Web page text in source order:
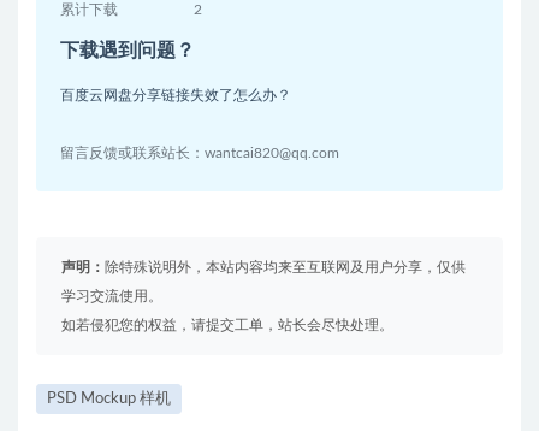
累计下载 2
下载遇到问题？
百度云网盘分享链接失效了怎么办？
留言反馈或联系站长：wantcai820@qq.com
声明： 除特殊说明外，本站内容均来至互联网及用户分享，仅供
学习交流使用。
如若侵犯您的权益，请提交工单，站长会尽快处理。
PSD Mockup 样机